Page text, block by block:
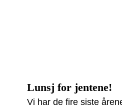
Lunsj for jentene!
Vi har de fire siste